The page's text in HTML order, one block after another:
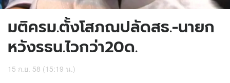
มติครม.ตั้งโสภณปลัดสธ.-นายก
หวังรธน.ไวกว่า20ด.
15 ก.ย. 58 (15:19 น.)